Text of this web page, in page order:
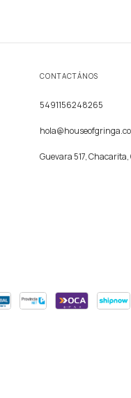
CONTACTÁNOS
5491156248265
Guevara 517, Chacarita,